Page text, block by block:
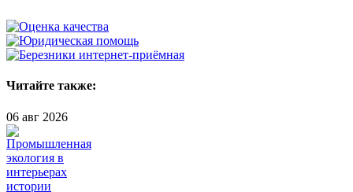
Читайте также:
06 авг 2026